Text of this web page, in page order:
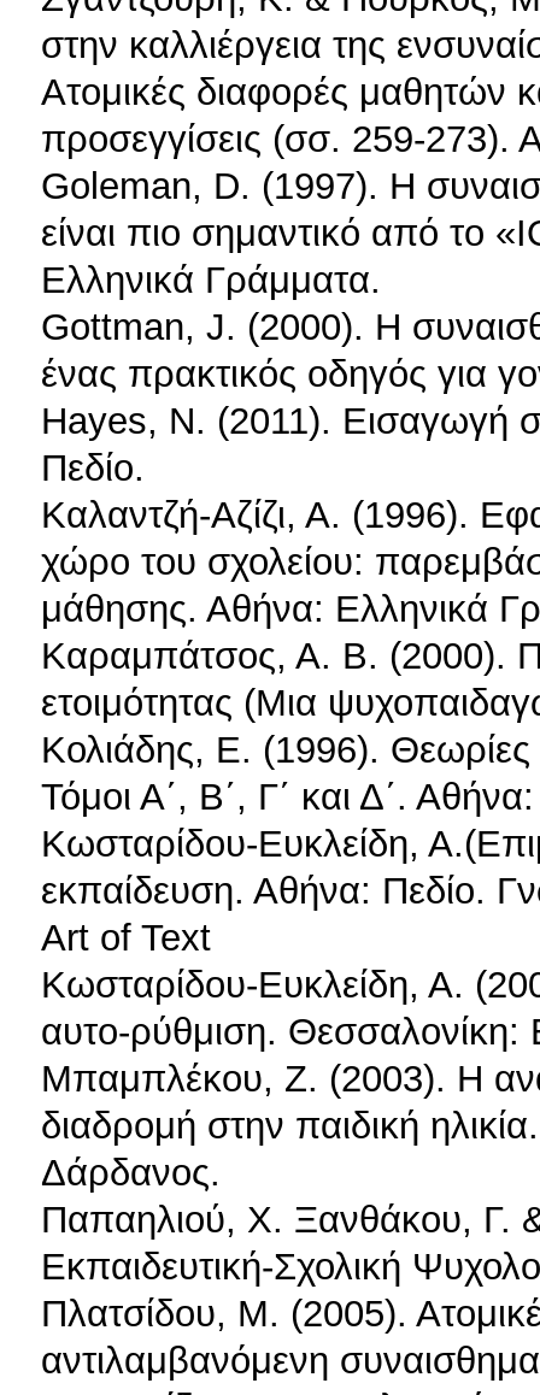
στην καλλιέργεια της
Ατομικές διαφορές μαθητών
προσεγγίσεις (σσ. 259-273).
Goleman, D. (1997). H
είναι πιο σημαντικό από το
Ελληνικά Γράμματα.
Gottman, J. (2000). Η
ένας πρακτικός οδηγός για
Hayes, N. (2011). Εισαγωγή
Πεδίο.
Καλαντζή-Αζίζι, Α. (1996).
χώρο του σχολείου:
μάθησης. Αθήνα: Ελληνικά
Καραμπάτσος, Α. Β. (2000).
ετοιμότητας (Μια
Κολιάδης, Ε. (1996). Θεωρίες
Τόμοι Α΄, Β΄, Γ΄ και Δ΄.
Κωσταρίδου-Ευκλείδη,
εκπαίδευση. Αθήνα: Πεδίο.
Art of Text
Κωσταρίδου-Ευκλείδη, Α.
αυτο-ρύθμιση. Θεσσαλονίκη:
Μπαμπλέκου, Ζ. (2003). Η
διαδρομή στην παιδική
Δάρδανος.
Παπαηλιού, Χ. Ξανθάκου, Γ.
Εκπαιδευτική-Σχολική
Πλατσίδου, Μ. (2005).
αντιλαμβανόμενη